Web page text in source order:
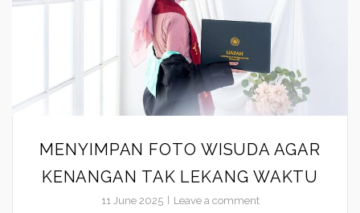
MENYIMPAN FOTO WISUDA AGAR
KENANGAN TAK LEKANG WAKTU
11 June 2025 Leave a comment